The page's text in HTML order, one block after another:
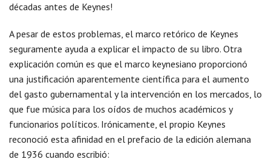
décadas antes de Keynes!
A pesar de estos problemas, el marco retórico de Keynes
seguramente ayuda a explicar el impacto de su libro. Otra
explicación común es que el marco keynesiano proporcionó
una justificación aparentemente científica para el aumento
del gasto gubernamental y la intervención en los mercados, lo
que fue música para los oídos de muchos académicos y
funcionarios políticos. Irónicamente, el propio Keynes
reconoció esta afinidad en el prefacio de la edición alemana
de 1936 cuando escribió: